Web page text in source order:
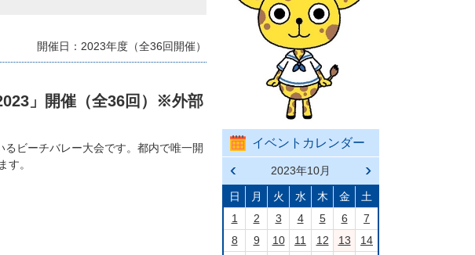
開催日：2023年度（全36回開催）
」開催（全36回）※外部
ビーチバレー大会です。都内で唯一開
す。
イベントカレンダー
前の
月へ
戻る
2023年10月
次の
月へ
進む
日 月 火 水 木 金
土
1
2 3 4 5 6
7
8
9 10 11 12 13
14